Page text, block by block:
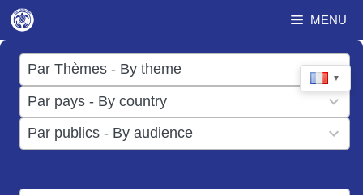
Aller
au
contenu
MENU
▼
Par Thèmes - By theme
17
results
available
Par pays - By country
50
results
available
Par publics - By audience
results